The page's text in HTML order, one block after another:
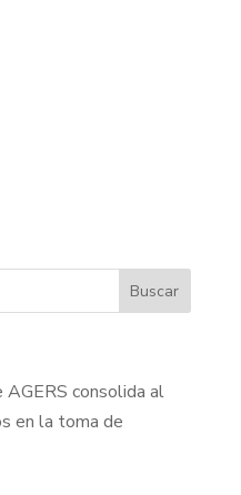
Buscar
AGERS consolida al
en la toma de